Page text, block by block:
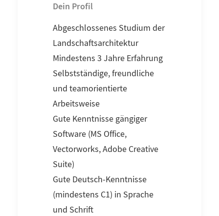
Dein Profil
Abgeschlossenes Studium der
Landschaftsarchitektur
Mindestens 3 Jahre Erfahrung
Selbstständige, freundliche
und teamorientierte
Arbeitsweise
Gute Kenntnisse gängiger
Software (MS Office,
Vectorworks, Adobe Creative
Suite)
Gute Deutsch-Kenntnisse
(mindestens C1) in Sprache
und Schrift